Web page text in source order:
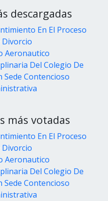
descargadas
En El Proceso
Divorcio
Aeronautico
Del Colegio De
Sede Contencioso
más votadas
En El Proceso
Divorcio
Aeronautico
Del Colegio De
Sede Contencioso